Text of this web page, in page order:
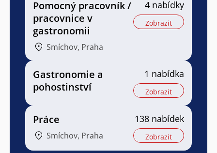
Pomocný pracovník /
pracovnice v
gastronomii
Smíchov, Praha
4 nabídky
Zobrazit
Gastronomie a
pohostinství
1 nabídka
Zobrazit
Práce
Smíchov, Praha
138 nabídek
Zobrazit